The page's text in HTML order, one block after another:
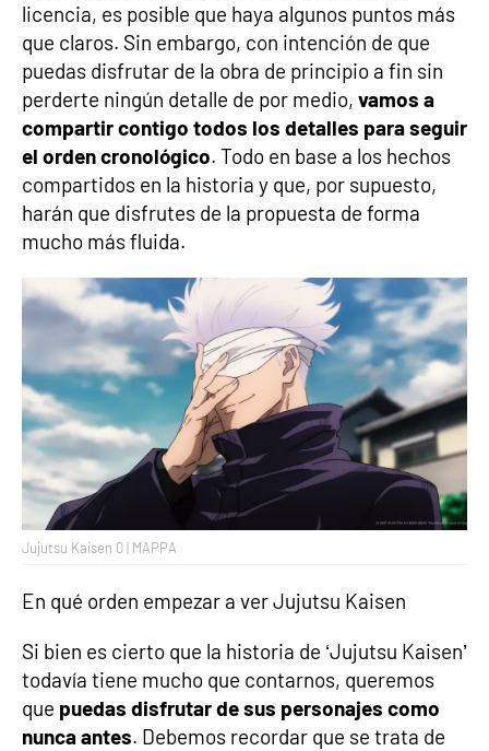
licencia, es posible que haya algunos puntos más
que claros. Sin embargo, con intención de que
puedas disfrutar de la obra de principio a fin sin
perderte ningún detalle de por medio, vamos a
compartir contigo todos los detalles para seguir
el orden cronológico. Todo en base a los hechos
compartidos en la historia y que, por supuesto,
harán que disfrutes de la propuesta de forma
mucho más fluida.
Jujutsu Kaisen 0 | MAPPA
En qué orden empezar a ver Jujutsu Kaisen
Si bien es cierto que la historia de ‘Jujutsu Kaisen’
todavía tiene mucho que contarnos, queremos
que puedas disfrutar de sus personajes como
nunca antes. Debemos recordar que se trata de